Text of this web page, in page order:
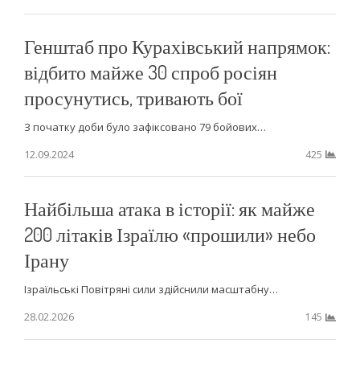
Генштаб про Курахівський напрямок:
відбито майже 30 спроб росіян
просунутись, тривають бої
З початку доби було зафіксовано 79 бойових…
12.09.2024
425
Найбільша атака в історії: як майже
200 літаків Ізраїлю «прошили» небо
Ірану
Ізраїльські Повітряні сили здійснили масштабну…
28.02.2026
145